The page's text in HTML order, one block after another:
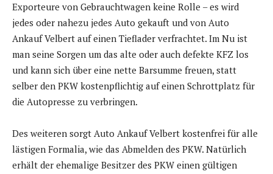
Exporteure von Gebrauchtwagen keine Rolle – es wird
jedes oder nahezu jedes Auto gekauft und von Auto
Ankauf Velbert auf einen Tieflader verfrachtet. Im Nu ist
man seine Sorgen um das alte oder auch defekte KFZ los
und kann sich über eine nette Barsumme freuen, statt
selber den PKW kostenpflichtig auf einen Schrottplatz für
die Autopresse zu verbringen.
Des weiteren sorgt Auto Ankauf Velbert kostenfrei für alle
lästigen Formalia, wie das Abmelden des PKW. Natürlich
erhält der ehemalige Besitzer des PKW einen gültigen